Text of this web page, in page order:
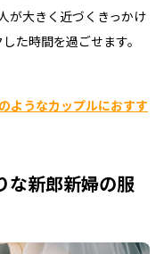
が大きく近づくきっかけ
た時間を過ごせます。
ようなカップルにおすす
な新郎新婦の服